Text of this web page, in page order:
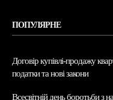
ПОПУЛЯРНЕ
Договір купівлі-продажу
податки та нові закони
Всесвітній день боротьби з